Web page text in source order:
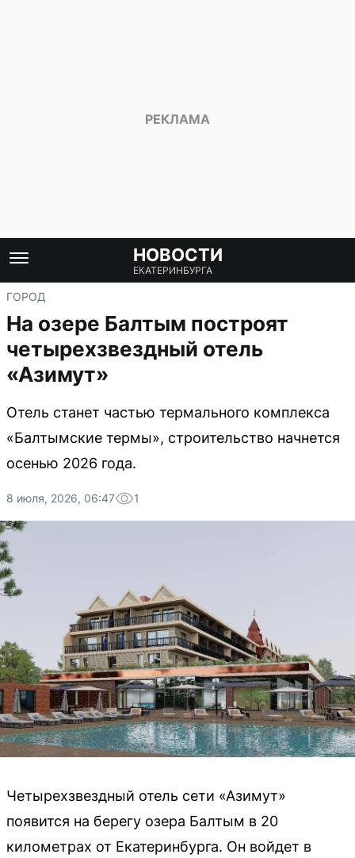
НОВОСТИ
ЕКАТЕРИНБУРГА
ГОРОД
На озере Балтым построят
четырехзвездный отель
«Азимут»
Отель станет частью термального комплекса
«Балтымские термы», строительство начнется
осенью 2026 года.
8 июля, 2026, 06:47 1
Четырехзвездный отель сети «Азимут»
появится на берегу озера Балтым в 20
километрах от Екатеринбурга. Он войдет в